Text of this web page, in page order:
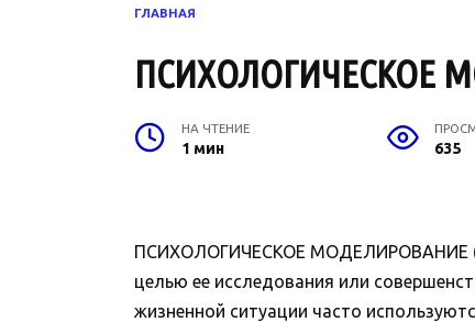
ГЛАВНАЯ
ПСИХОЛОГИЧЕСКОЕ
НА ЧТЕНИЕ
1 мин 635
ПСИХОЛОГИЧЕСКОЕ МОДЕЛИРОВАНИЕ
целью ее исследования или
жизненной ситуации часто